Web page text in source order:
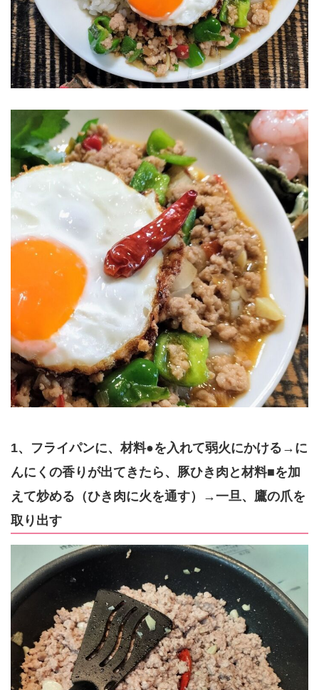
1、フライパンに、材料●を入れて弱火にかける→に
んにくの香りが出てきたら、豚ひき肉と材料■を加
えて炒める（ひき肉に火を通す）→一旦、鷹の爪を
取り出す